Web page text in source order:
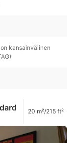
kansainvälinen
20 m²/215 ft²